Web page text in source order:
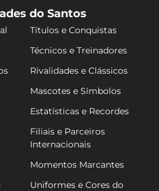
do Santos
Títulos e Conquistas
Técnicos e Treinadores
Rivalidades e Clássicos
Mascotes e Símbolos
Estatísticas e Recordes
Filiais e Parceiros
Internacionais
Momentos Marcantes
Uniformes e Cores do